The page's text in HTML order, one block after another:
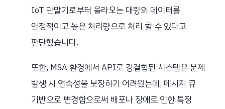
IoT 단말기로부터 올라오는 대량의 데이터를
안정적이고 높은 처리량으로 처리 할 수 있다고
판단했습니다.
또한, MSA 환경에서 API로 강결합된 시스템은 문제
발생 시 연속성을 보장하기 어려웠는데, 메시지 큐
기반으로 변경함으로써 배포나 장애로 인한 특정